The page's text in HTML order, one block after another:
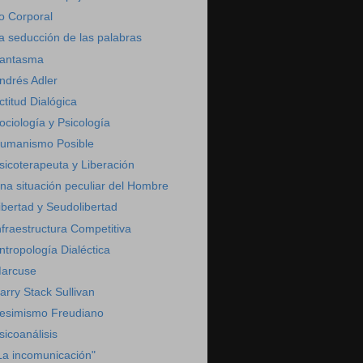
Corporal
seducción de las palabras
Adler
Dialógica
y Psicología
Posible
y Liberación
situación peculiar del Hombre
y Seudolibertad
Competitiva
Dialéctica
Stack Sullivan
Freudiano
incomunicación"